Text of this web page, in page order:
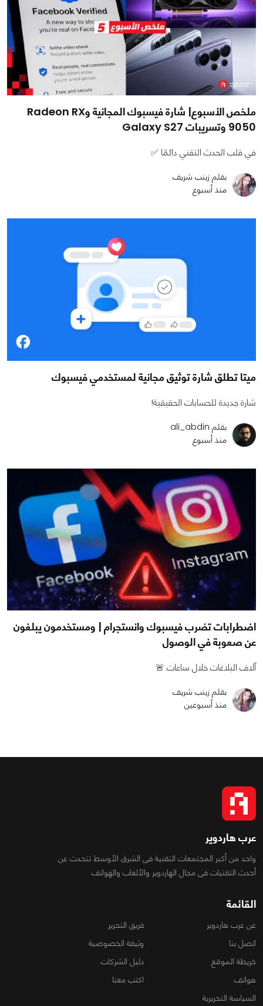
ملخص الأسبوع| شارة فيسبوك المجانية وRadeon RX
9050 وتسريبات Galaxy S27
في قلب الحدث التقني دائمًا ✅
بقلم زينب شريف
منذ أسبوع
ميتا تطلق شارة توثيق مجانية لمستخدمي فيسبوك
شارة جديدة للحسابات الحقيقية!
بقلم ali_abdin
منذ أسبوع
اضطرابات تضرب فيسبوك وانستجرام | ومستخدمون يبلغون
عن صعوبة في الوصول
آلاف البلاغات خلال ساعات 🚨
بقلم زينب شريف
منذ أسبوعين
عرب هاردوير
واحد من أكبر المجتمعات التقنية فى الشرق الأوسط تتحدث عن
أحدث التقنيات فى مجال الهاردوير والألعاب والهواتف
القائمة
عن عرب هاردوير
فريق التحرير
اتصل بنا
وثيقة الخصوصية
خريطة الموقع
دليل الشركات
هواتف
اكتب معنا
السياسة التحريرية